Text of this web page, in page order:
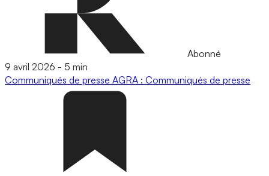
Abonné
9 avril 2026 - 5 min
Communiqués de presse AGRA : Communiqués de presse